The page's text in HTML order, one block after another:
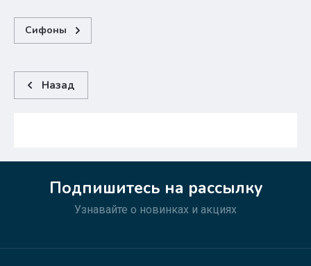
Сифоны
Назад
Подпишитесь на рассылку
Узнавайте о новинках и акциях